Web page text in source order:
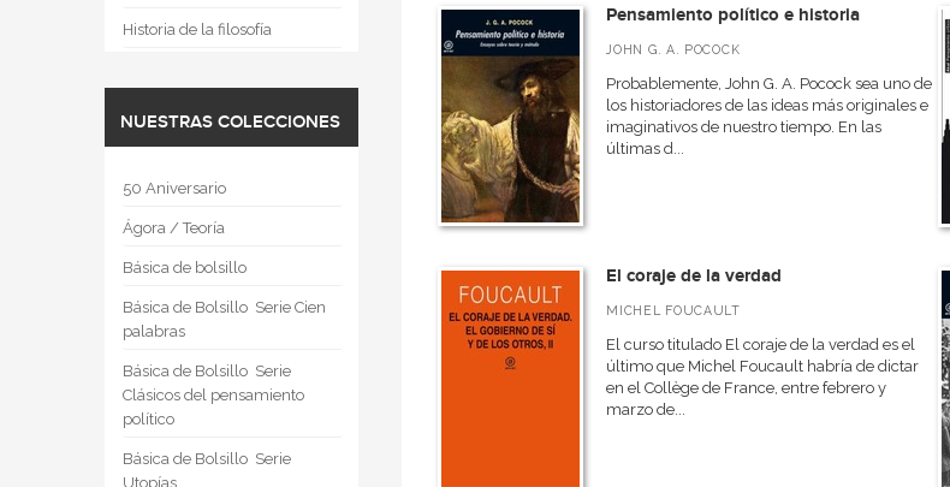
Historia de la filosofía
NUESTRAS COLECCIONES
50 Aniversario
Ágora / Teoría
Básica de bolsillo
Básica de Bolsillo  Serie Cien
palabras
Básica de Bolsillo  Serie
Clásicos del pensamiento
político
Básica de Bolsillo  Serie
Utopías
Pensamiento político e historia
JOHN G. A. POCOCK
Probablemente, John G. A. Pocock sea uno de
los historiadores de las ideas más originales e
imaginativos de nuestro tiempo. En las
últimas d...
El coraje de la verdad
MICHEL FOUCAULT
El curso titulado El coraje de la verdad es el
último que Michel Foucault habría de dictar
en el Collège de France, entre febrero y
marzo de...